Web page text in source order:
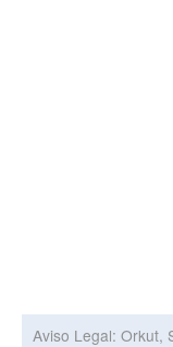
Aviso Legal: Orkut,